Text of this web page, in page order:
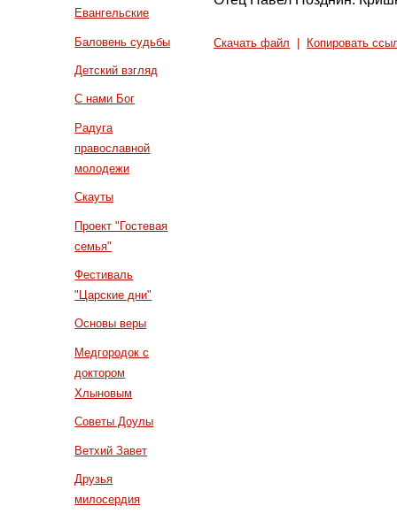
Евангельские
Баловень судьбы
Детский взгляд
С нами Бог
Радуга
православной
молодежи
Скауты
Проект "Гостевая
семья"
Фестиваль
"Царские дни"
Основы веры
Медгородок с
доктором
Хлыновым
Советы Доулы
Ветхий Завет
Друзья
милосердия
Скачать файл Копировать